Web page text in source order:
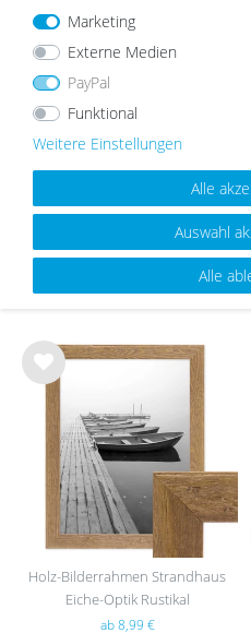
Modern Weiß MDF Basic
UNSERE
Wu
nsc
hlist
Holz-Bilderrahmen Strandhaus
Eiche-Optik Rustikal
ab 8,99 €
Marketing
Externe Medien
PayPal
Funktional
Weitere Einstellungen
Alle
Auswahl
Alle